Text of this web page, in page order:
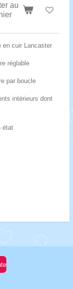
au
en cuir Lancaster
réglable
par boucle
intérieurs dont
état